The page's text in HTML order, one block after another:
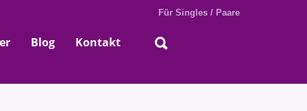
Für Singles / Paare
Blog Kontakt